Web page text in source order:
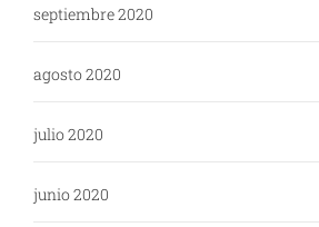
septiembre 2020
agosto 2020
julio 2020
junio 2020